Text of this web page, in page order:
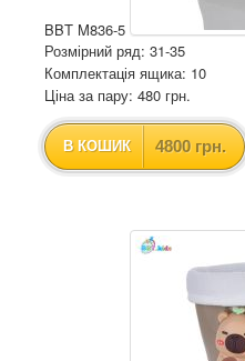
BBT M836-5
Розмірний ряд: 31-35
Комплектація ящика: 10
Ціна за пару: 480 грн.
В КОШИК 4800 грн.